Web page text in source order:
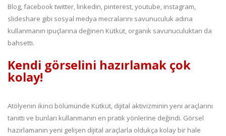
Blog, facebook twitter, linkedin, pinterest, youtube, instagram,
slideshare gibi sosyal medya mecralarını savunuculuk adına
kullanmanın ipuçlarına değinen Kütküt, organik savunuculuktan da
bahsetti.
Kendi görselini hazırlamak çok
kolay!
Atölyenin ikinci bölümünde Kütküt, dijital aktivizminin yeni araçlarını
tanıttı ve bunları kullanmanın en pratik yönlerine değindi. Görsel
hazırlamanın yeni gelişen dijital araçlarla oldukça kolay bir hale